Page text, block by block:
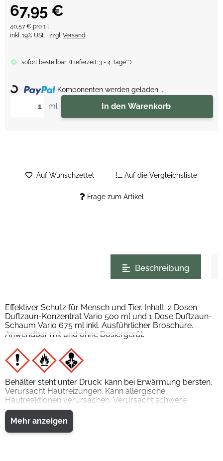
67,95 €
40,57 € pro 1 l
inkl. 19% USt. , zzgl. Versand
sofort bestellbar (Lieferzeit: 3 - 4 Tage**)
ml In den Warenkorb
Loading... Komponenten werden geladen ...
Frage zum Artikel
Auf Wunschzettel Auf die Vergleichsliste
Beschreibung
Effektiver Schutz für Mensch und Tier. Inhalt: 2 Dosen
Duftzaun-Konzentrat Vario 500 ml und 1 Dose Duftzaun-
Schaum Vario 675 ml inkl. Ausführlicher Broschüre.
Anwendbar mit und ohne Dosiergerät.
Behälter steht unter Druck: kann bei Erwärmung bersten.
Verursacht Hautreizungen. Kann allergische
Hautreaktionen verursachen. Verursacht schwere
Augenreizung. Kann bei Einatmen Allergie, asthmaartige
Symptome oder Atembeschwerden verursachen. Kann
die Atemwege reizen. Kann vermutlich Krebs erzeugen.
Kann die Organe schädigen bei längerer oder
Mehr anzeigen